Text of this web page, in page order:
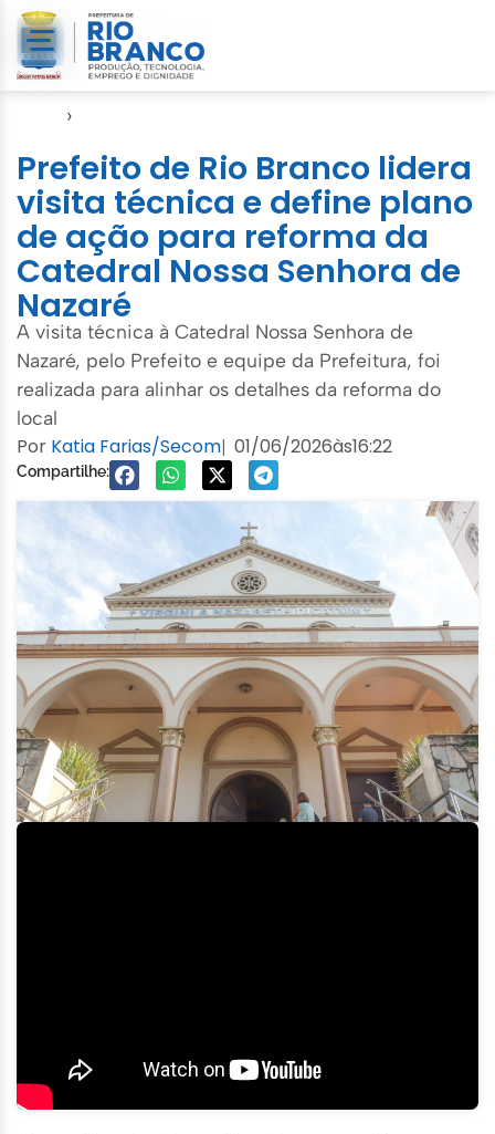
›
Prefeito de Rio Branco lidera
visita técnica e define plano
de ação para reforma da
Catedral Nossa Senhora de
Nazaré
A visita técnica à Catedral Nossa Senhora de
Nazaré, pelo Prefeito e equipe da Prefeitura, foi
realizada para alinhar os detalhes da reforma do
local
Por Katia Farias/Secom| 01/06/2026às16:22
Compartilhe: